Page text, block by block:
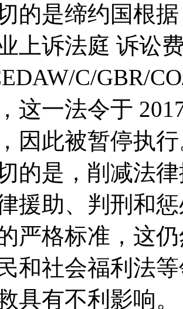
的是缔约国根
上诉法庭 诉讼
C/GBR/
这一法令于
因此被暂停执
的是，削减法
援助、判刑和
严格标准，这
和社会福利法
具有不利影响。